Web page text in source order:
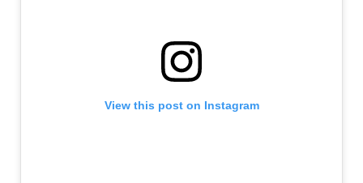
View this post on Instagram